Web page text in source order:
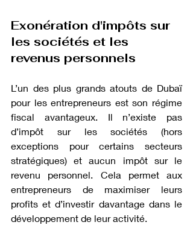
Exonération d'impôts sur
les sociétés et les
revenus personnels
L’un des plus grands atouts de Dubaï
pour les entrepreneurs est son régime
fiscal avantageux. Il n’existe pas
d’impôt sur les sociétés (hors
exceptions pour certains secteurs
stratégiques) et aucun impôt sur le
revenu personnel. Cela permet aux
entrepreneurs de maximiser leurs
profits et d’investir davantage dans le
développement de leur activité.